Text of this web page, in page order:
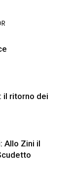
il ritorno dei
Allo Zini il